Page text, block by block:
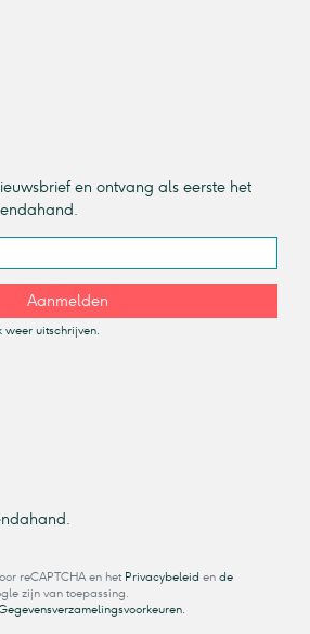
en ontvang als eerste het
Aanmelden
weer uitschrijven.
reCAPTCHA en het Privacybeleid en de
zijn van toepassing.